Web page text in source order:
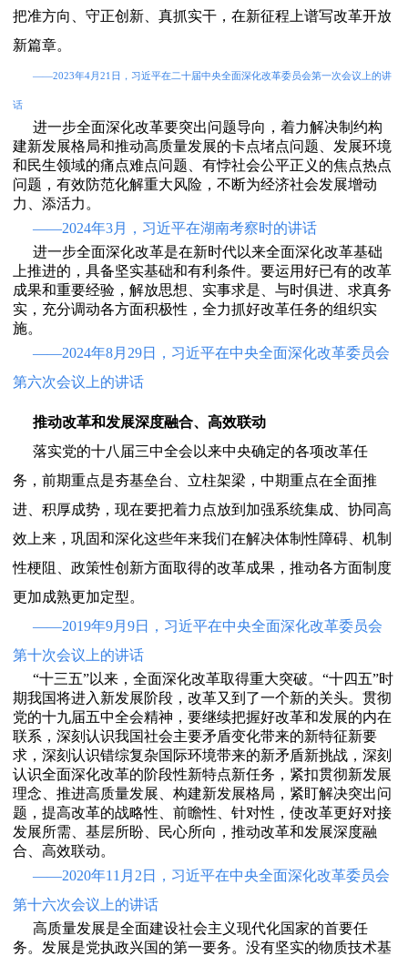
把准方向、守正创新、真抓实干，在新征程上谱写改革开放
新篇章。
——2023年4月21日，习近平在二十届中央全面深化改革委员会第一次会议上的讲
话
进一步全面深化改革要突出问题导向，着力解决制约构
建新发展格局和推动高质量发展的卡点堵点问题、发展环境
和民生领域的痛点难点问题、有悖社会公平正义的焦点热点
问题，有效防范化解重大风险，不断为经济社会发展增动
力、添活力。
——2024年3月，习近平在湖南考察时的讲话
进一步全面深化改革是在新时代以来全面深化改革基础
上推进的，具备坚实基础和有利条件。要运用好已有的改革
成果和重要经验，解放思想、实事求是、与时俱进、求真务
实，充分调动各方面积极性，全力抓好改革任务的组织实
施。
——2024年8月29日，习近平在中央全面深化改革委员会
第六次会议上的讲话
推动改革和发展深度融合、高效联动
落实党的十八届三中全会以来中央确定的各项改革任
务，前期重点是夯基垒台、立柱架梁，中期重点在全面推
进、积厚成势，现在要把着力点放到加强系统集成、协同高
效上来，巩固和深化这些年来我们在解决体制性障碍、机制
性梗阻、政策性创新方面取得的改革成果，推动各方面制度
更加成熟更加定型。
——2019年9月9日，习近平在中央全面深化改革委员会
第十次会议上的讲话
“十三五”以来，全面深化改革取得重大突破。“十四五”时
期我国将进入新发展阶段，改革又到了一个新的关头。贯彻
党的十九届五中全会精神，要继续把握好改革和发展的内在
联系，深刻认识我国社会主要矛盾变化带来的新特征新要
求，深刻认识错综复杂国际环境带来的新矛盾新挑战，深刻
认识全面深化改革的阶段性新特点新任务，紧扣贯彻新发展
理念、推进高质量发展、构建新发展格局，紧盯解决突出问
题，提高改革的战略性、前瞻性、针对性，使改革更好对接
发展所需、基层所盼、民心所向，推动改革和发展深度融
合、高效联动。
——2020年11月2日，习近平在中央全面深化改革委员会
第十六次会议上的讲话
高质量发展是全面建设社会主义现代化国家的首要任
务。发展是党执政兴国的第一要务。没有坚实的物质技术基